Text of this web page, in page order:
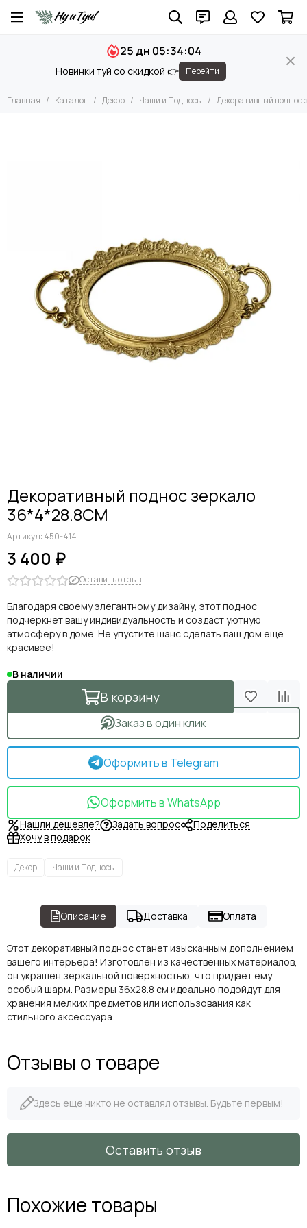
Декор
Вазы и Вазоны
Подсвечники
Новинки туй со скидкой 👉
25 дн 05:34:04
Перейти
Главная Каталог Декор Чаши и Подносы Декоративный поднос
Декоративный поднос зеркало
36*4*28.8CM
Артикул: 450-414
3 400 ₽
Оставить отзыв
Благодаря своему элегантному дизайну, этот поднос
подчеркнет вашу индивидуальность и создаст уютную
атмосферу в доме. Не упустите шанс сделать ваш дом еще
красивее!
В наличии
В корзину
Заказ в один клик
Оформить в Telegram
Оформить в WhatsApp
Нашли дешевле? Задать вопрос
Поделиться
Хочу в подарок
Декор Чаши и Подносы
Описание Доставка Оплата
Этот декоративный поднос станет изысканным дополнением
вашего интерьера! Изготовлен из качественных материалов,
он украшен зеркальной поверхностью, что придает ему
особый шарм. Размеры 36x28.8 см идеально подойдут для
хранения мелких предметов или использования как
стильного аксессуара.
Отзывы о товаре
Здесь еще никто не оставлял отзывы. Будьте первым!
Оставить отзыв
Похожие товары